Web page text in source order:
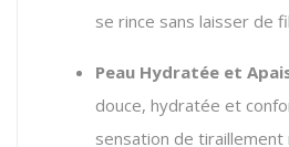
se rince sans laisser de
Peau Hydratée et
douce, hydratée et
sensation de tiraillement